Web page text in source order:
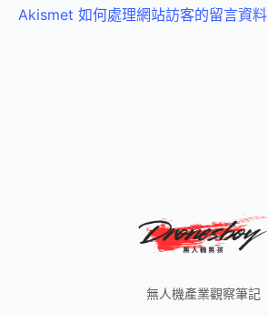
Akismet 如何處理網站訪客的留言資料
無人機產業觀察筆記